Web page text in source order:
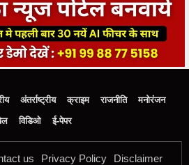
अंतर्राष्ट्रीय क्राइम राजनीति
मनोरंजन
विडिओ ई-पेपर
us Privacy Policy
Disclaimer